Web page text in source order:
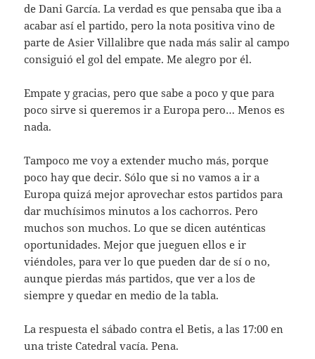
de Dani García. La verdad es que pensaba que iba a
acabar así el partido, pero la nota positiva vino de
parte de Asier Villalibre que nada más salir al campo
consiguió el gol del empate. Me alegro por él.
Empate y gracias, pero que sabe a poco y que para
poco sirve si queremos ir a Europa pero… Menos es
nada.
Tampoco me voy a extender mucho más, porque
poco hay que decir. Sólo que si no vamos a ir a
Europa quizá mejor aprovechar estos partidos para
dar muchísimos minutos a los cachorros. Pero
muchos son muchos. Lo que se dicen auténticas
oportunidades. Mejor que jueguen ellos e ir
viéndoles, para ver lo que pueden dar de sí o no,
aunque pierdas más partidos, que ver a los de
siempre y quedar en medio de la tabla.
La respuesta el sábado contra el Betis, a las 17:00 en
una triste Catedral vacía. Pena.